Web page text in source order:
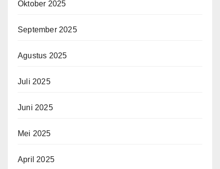
Oktober 2025
September 2025
Agustus 2025
Juli 2025
Juni 2025
Mei 2025
April 2025